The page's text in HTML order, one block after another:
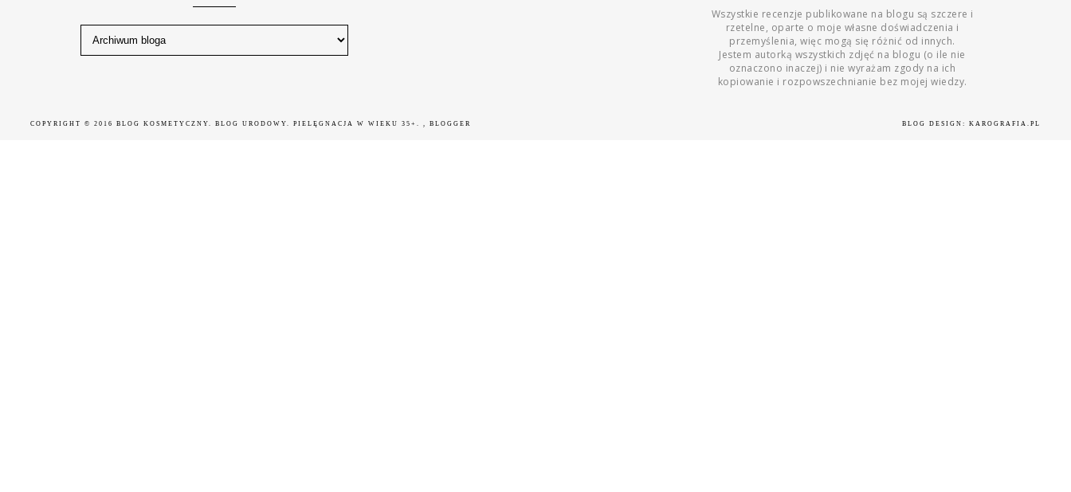
Wszystkie recenzje publikowane na blogu są szczere i
rzetelne, oparte o moje własne doświadczenia i
przemyślenia, więc mogą się różnić od innych.
Jestem autorką wszystkich zdjęć na blogu (o ile nie
oznaczono inaczej) i nie wyrażam zgody na ich
kopiowanie i rozpowszechnianie bez mojej wiedzy.
COPYRIGHT © 2016BLOG KOSMETYCZNY. BLOG URODOWY. PIELĘGNACJA W WIEKU 35+., BLOGGER BLOG DESIGN: KAROGRAFIA.PL